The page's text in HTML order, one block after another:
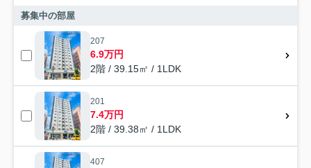
募集中の部屋
207
6.9万円
2階 / 39.15㎡ / 1LDK
201
7.4万円
2階 / 39.38㎡ / 1LDK
407